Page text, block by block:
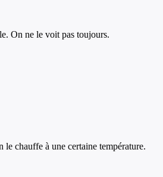
On ne le voit pas toujours.
chauffe à une certaine température.